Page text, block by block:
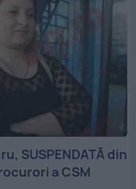
SUSPENDATĂ din
a CSM